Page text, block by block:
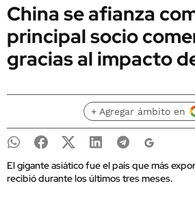
China se afianza
principal socio
gracias al impacto
+ Agregar ámbito en
El gigante asiático fue el país que más
recibió durante los últimos tres meses.